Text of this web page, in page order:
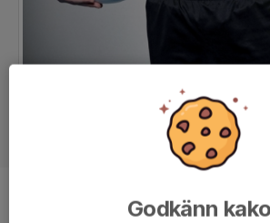
-
Godkänn